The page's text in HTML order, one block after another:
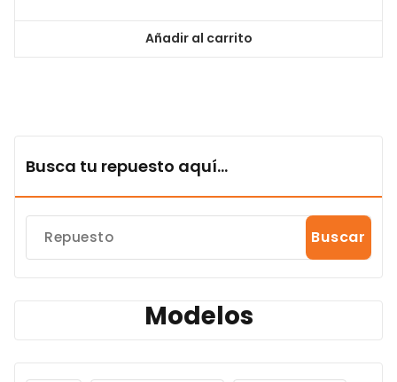
Añadir al carrito
Busca tu repuesto aquí...
Buscar
Modelos